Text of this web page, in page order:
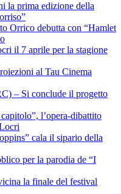
prima edizione della
Orrico debutta con “Hamlet
il 7 aprile per la stagione
al Tau Cinema
– Si conclude il progetto
l’opera-dibattito
cala il sipario della
per la parodia de “I
la finale del festival